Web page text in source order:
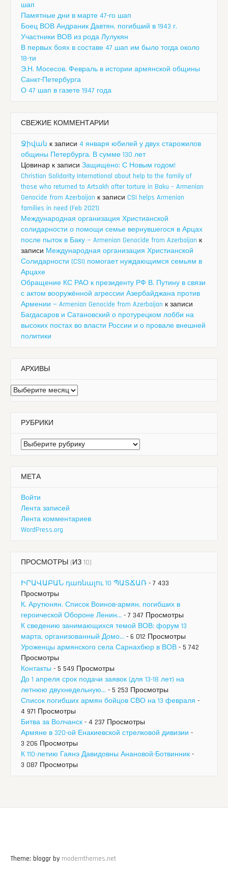
шап
Памятные дни в марте 47-го шап
Боец ВОВ Андраник Давтян, погибший в 1943 г.
Участники ВОВ из рода Лулукян
В первых боях в составе 47 шап им было тогда около
18-ти
Э.Н. Мосесов. Февраль в истории армянской общины
Санкт-Петербурга
О 47 шап в газете 1947 года
СВЕЖИЕ КОММЕНТАРИИ
Ջիվան к записи 4 января юбилей у двух старожилов
общины Петербурга. В сумме 130 лет
Цовинар к записи Защищено: С Новым годом!
Christian Solidarity International about help to the family of
those who returned to Artsakh after torture in Baku – Armenian
Genocide from Azerbaijan к записи CSI helps Armenian
families in need (Feb 2021)
Международная организация Христианской
солидарности о помощи семье вернувшегося в Арцах
после пыток в Баку — Armenian Genocide from Azerbaijan к
записи Международная организация Христианской
Солидарности (CSI) помогает нуждающимся семьям в
Арцахе
Обращение КС РАО к президенту РФ В. Путину в связи
с актом вооружённой агрессии Азербайджана против
Армении — Armenian Genocide from Azerbaijan к записи
Багдасаров и Сатановский о протурецком лобби на
высоких постах во власти России и о провале внешней
политики
АРХИВЫ
Архивы
РУБРИКИ
Рубрики
МЕТА
Войти
Лента записей
Лента комментариев
WordPress.org
ПРОСМОТРЫ (ИЗ 10)
ԻՐԱՎԱԲԱՆ դառնալու 10 ՊԱՏՃԱՌ - 7 433
Просмотры
К. Арутюнян. Список Воинов-армян, погибших в
героической Обороне Ленин... - 7 347 Просмотры
К сведению занимающихся темой ВОВ: форум 13
марта, организованный Домо... - 6 012 Просмотры
Уроженцы армянского села Сарнахбюр в ВОВ - 5 742
Просмотры
Контакты - 5 549 Просмотры
До 1 апреля срок подачи заявок (для 13-18 лет) на
летнюю двухнедельную... - 5 253 Просмотры
Список погибших армян бойцов СВО на 13 февраля -
4 971 Просмотры
Битва за Волчанск - 4 237 Просмотры
Армяне в 320-ой Енакиевской стрелковой дивизии -
3 206 Просмотры
К 110-летию Гаянэ Давидовны Анановой-Ботвинник -
3 087 Просмотры
Theme: bloggr by modernthemes.net